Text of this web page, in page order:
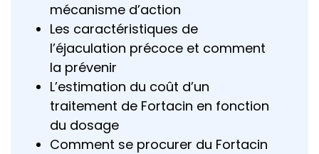
mécanisme d’action
Les caractéristiques de
l’éjaculation précoce et comment
la prévenir
L’estimation du coût d’un
traitement de Fortacin en fonction
du dosage
Comment se procurer du Fortacin